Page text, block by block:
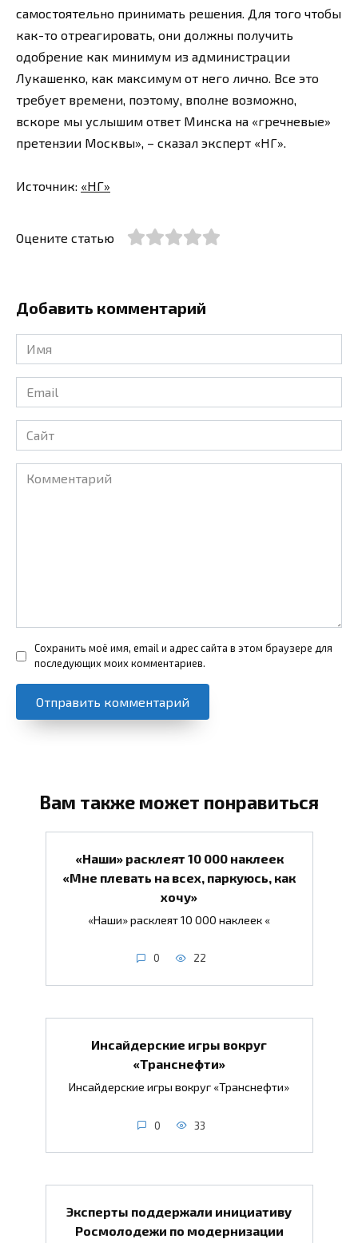
самостоятельно принимать решения. Для того чтобы
как-то отреагировать, они должны получить
одобрение как минимум из администрации
Лукашенко, как максимум от него лично. Все это
требует времени, поэтому, вполне возможно,
вскоре мы услышим ответ Минска на «гречневые»
претензии Москвы», – сказал эксперт «НГ».
Источник: «НГ»
Оцените статью
Добавить комментарий
Имя
*
Email
*
Сайт
Комментарий
Сохранить моё имя, email и адрес сайта в этом браузере для
последующих моих комментариев.
Вам также может понравиться
«Наши» расклеят 10 000 наклеек
«Мне плевать на всех, паркуюсь, как
хочу»
«Наши» расклеят 10 000 наклеек «
0 22
Инсайдерские игры вокруг
«Транснефти»
Инсайдерские игры вокруг «Транснефти»
0 33
Эксперты поддержали инициативу
Росмолодежи по модернизации